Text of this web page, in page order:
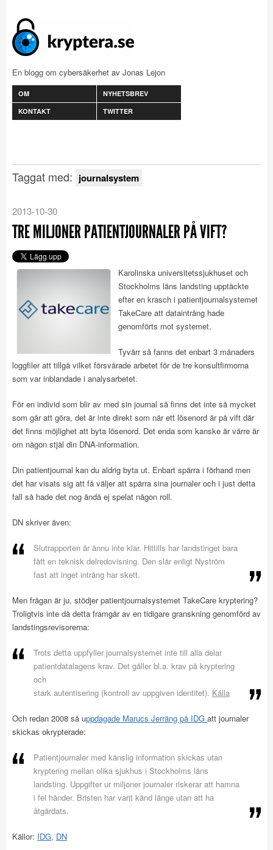
En blogg om cybersäkerhet av Jonas Lejon
OM
NYHETSBREV
KONTAKT
TWITTER
Taggat med: journalsystem
2013-10-30
TRE MILJONER PATIENTJOURNALER PÅ VIFT?
Karolinska universitetssjukhuset och
Stockholms läns landsting upptäckte
efter en krasch i patientjournalsystemet
TakeCare att dataintrång hade
genomförts mot systemet.
Tyvärr så fanns det enbart 3 månaders
loggfiler att tillgå vilket försvårade arbetet för de tre konsultfirmorna
som var inblandade i analysarbetet.
För en individ som blir av med sin journal så finns det inte så mycket
som går att göra, det är inte direkt som när ett lösenord är på vift där
det finns möjlighet att byta lösenord. Det enda som kanske är värre är
om någon stjäl din DNA-information.
Din patientjournal kan du aldrig byta ut. Enbart spärra i förhand men
det har visats sig att få väljer att spärra sina journaler och i just detta
fall så hade det nog ändå ej spelat någon roll.
DN skriver även:
Slutrapporten är ännu inte klar. Hittills har landstinget bara
fått en teknisk delredovisning. Den slår enligt Nyström
fast att inget intrång har skett.
Men frågan är ju, stödjer patientjournalsystemet TakeCare kryptering?
Troligtvis inte då detta framgår av en tidigare granskning genomförd av
landstingsrevisorerna:
Trots detta uppfyller journalsystemet inte till alla delar
patientdatalagens krav. Det gäller bl.a. krav på kryptering
och
stark autentisering (kontroll av uppgiven identitet). Källa
Och redan 2008 så uppdagade Marucs Jerräng på IDG att journaler
skickas okrypterade:
Patientjournaler med känslig information skickas utan
kryptering mellan olika sjukhus i Stockholms läns
landsting. Uppgifter ur miljoner journaler riskerar att hamna
i fel händer. Bristen har varit känd länge utan att ha
åtgärdats.
Källor: IDG, DN